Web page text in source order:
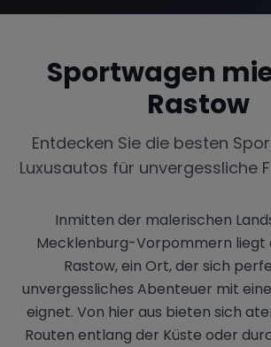
Sportwagen
Rastow
Entdecken Sie die besten
Luxusautos für unvergessliche
Inmitten der malerischen
Mecklenburg-Vorpommern liegt
Rastow, ein Ort, der sich
unvergessliches Abenteuer mit
eignet. Von hier aus bieten sich
Routen entlang der Küste oder